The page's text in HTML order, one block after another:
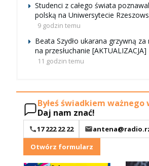
Studenci z całego świata
polską na Uniwersytecie
9 godzin temu
Beata Szydło ukarana grzywną
na przesłuchanie [AKTUALIZACJA]
11 godzin temu
Byłeś świadkiem ważnego
Daj nam znać!
17 222 22 22
Otwórz formularz